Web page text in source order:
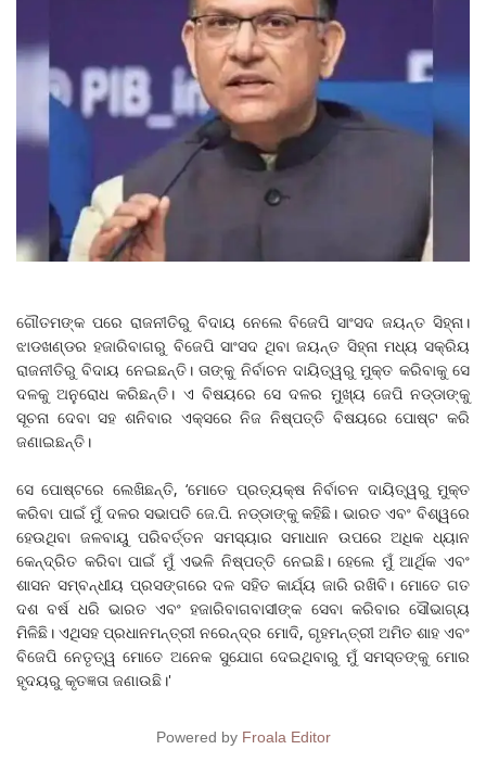
ଗୌତମଙ୍କ ପରେ ରାଜନୀତିରୁ ବିଦାୟ ନେଲେ ବିଜେପି ସାଂସଦ ଜୟନ୍ତ ସିହ୍ନା।
ଝାଡଖଣ୍ଡର ହଜାରିବାଗରୁ ବିଜେପି ସାଂସଦ ଥିବା ଜୟନ୍ତ ସିହ୍ନା ମଧ୍ୟ ସକ୍ରିୟ
ରାଜନୀତିରୁ ବିଦାୟ ନେଇଛନ୍ତି। ତାଙ୍କୁ ନିର୍ବାଚନ ଦାୟିତ୍ୱରୁ ମୁକ୍ତ କରିବାକୁ ସେ
ଦଳକୁ ଅନୁରୋଧ କରିଛନ୍ତି। ଏ ବିଷୟରେ ସେ ଦଳର ମୁଖ୍ୟ ଜେପି ନଡ୍ଡାଙ୍କୁ
ସୂଚନା ଦେବା ସହ ଶନିବାର ଏକ୍ସରେ ନିଜ ନିଷ୍ପତ୍ତି ବିଷୟରେ ପୋଷ୍ଟ କରି
ଜଣାଇଛନ୍ତି।
ସେ ପୋଷ୍ଟରେ ଲେଖିଛନ୍ତି, ‘ମୋତେ ପ୍ରତ୍ୟକ୍ଷ ନିର୍ବାଚନ ଦାୟିତ୍ୱରୁ ମୁକ୍ତ
କରିବା ପାଇଁ ମୁଁ ଦଳର ସଭାପତି ଜେ.ପି. ନଡ୍ଡାଙ୍କୁ କହିଛି। ଭାରତ ଏବଂ ବିଶ୍ୱରେ
ହେଉଥିବା ଜଳବାୟୁ ପରିବର୍ତ୍ତନ ସମସ୍ୟାର ସମାଧାନ ଉପରେ ଅଧିକ ଧ୍ୟାନ
କେନ୍ଦ୍ରିତ କରିବା ପାଇଁ ମୁଁ ଏଭଳି ନିଷ୍ପତ୍ତି ନେଇଛି। ହେଲେ ମୁଁ ଆର୍ଥିକ ଏବଂ
ଶାସନ ସମ୍ବନ୍ଧୀୟ ପ୍ରସଙ୍ଗରେ ଦଳ ସହିତ କାର୍ଯ୍ୟ ଜାରି ରଖିବି। ମୋତେ ଗତ
ଦଶ ବର୍ଷ ଧରି ଭାରତ ଏବଂ ହଜାରିବାଗବାସୀଙ୍କ ସେବା କରିବାର ସୌଭାଗ୍ୟ
ମିଳିଛି। ଏଥିସହ ପ୍ରଧାନମନ୍ତ୍ରୀ ନରେନ୍ଦ୍ର ମୋଦି, ଗୃହମନ୍ତ୍ରୀ ଅମିତ ଶାହ ଏବଂ
ବିଜେପି ନେତୃତ୍ୱ ମୋତେ ଅନେକ ସୁଯୋଗ ଦେଇଥିବାରୁ ମୁଁ ସମସ୍ତଙ୍କୁ ମୋର
ହୃଦୟରୁ କୃତଜ୍ଞତା ଜଣାଉଛି।'
Powered by Froala Editor